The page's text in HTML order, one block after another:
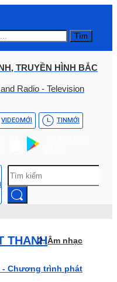
Tìm
TRUYỀN HÌNH BẮC
Radio - Television
VIDEOMỚI TINMỚI
THANHÂm nhạc
- Chương trình phát